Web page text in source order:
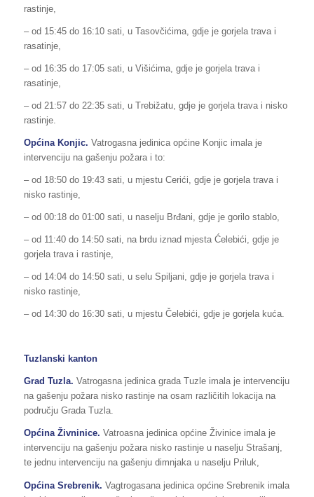
rastinje,
– od 15:45 do 16:10 sati, u Tasovčićima, gdje je gorjela trava i
rasatinje,
– od 16:35 do 17:05 sati, u Višićima, gdje je gorjela trava i
rasatinje,
– od 21:57 do 22:35 sati, u Trebižatu, gdje je gorjela trava i nisko
rastinje.
Općina Konjic. Vatrogasna jedinica općine Konjic imala je
intervenciju na gašenju požara i to:
– od 18:50 do 19:43 sati, u mjestu Cerići, gdje je gorjela trava i
nisko rastinje,
– od 00:18 do 01:00 sati, u naselju Brđani, gdje je gorilo stablo,
– od 11:40 do 14:50 sati, na brdu iznad mjesta Ćelebići, gdje je
gorjela trava i rastinje,
– od 14:04 do 14:50 sati, u selu Spiljani, gdje je gorjela trava i
nisko rastinje,
– od 14:30 do 16:30 sati, u mjestu Čelebići, gdje je gorjela kuća.
Tuzlanski kanton
Grad Tuzla. Vatrogasna jedinica grada Tuzle imala je intervenciju
na gašenju požara nisko rastinje na osam različitih lokacija na
području Grada Tuzla.
Općina Živninice. Vatroasna jedinica općine Živinice imala je
intervenciju na gašenju požara nisko rastinje u naselju Strašanj,
te jednu intervenciju na gašenju dimnjaka u naselju Priluk,
Općina Srebrenik. Vagtrogasana jedinica općine Srebrenik imala